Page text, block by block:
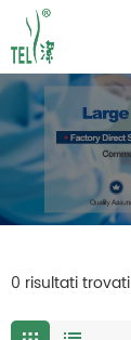
0 risultati